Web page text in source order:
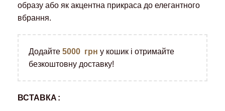
образу або як акцентна прикраса до елегантного
вбрання.
Додайте 5000 грн у кошик і отримайте
безкоштовну доставку!
ВСТАВКА